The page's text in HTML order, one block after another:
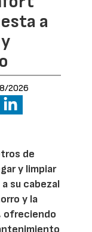
a
2026
de
y limpiar
su cabezal
y la
ofreciendo